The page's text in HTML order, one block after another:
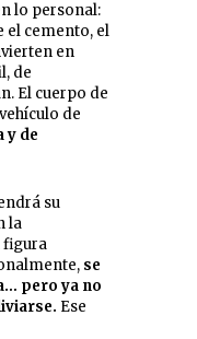
lo personal:
el cemento, el
en
de
El cuerpo de
de
y de
su
la
figura
se
pero ya no
Ese